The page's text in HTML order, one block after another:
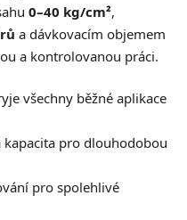
0–40 kg/cm²,
a dávkovacím objemem
a kontrolovanou práci.
všechny běžné aplikace
kapacita pro dlouhodobou
pro spolehlivé